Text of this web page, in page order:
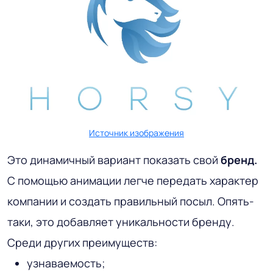
Источник изображения
Это динамичный вариант показать свой бренд.
С помощью анимации легче передать характер
компании и создать правильный посыл. Опять-
таки, это добавляет уникальности бренду.
Среди других преимуществ:
узнаваемость;